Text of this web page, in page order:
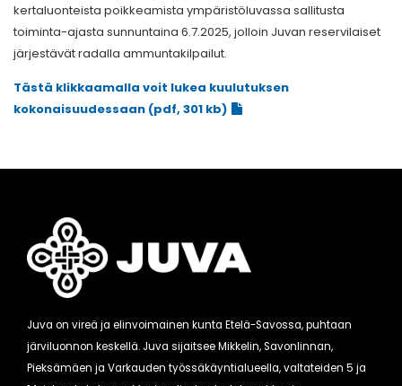
kertaluonteista poikkeamista ympäristöluvassa sallitusta
toiminta-ajasta sunnuntaina 6.7.2025, jolloin Juvan reservilaiset
järjestävät radalla ammuntakilpailut.
Tästä klikkaamalla voit lukea kuulutuksen
kokonaisuudessaan (pdf, 301 kb)
Juva on vireä ja elinvoimainen kunta Etelä-Savossa, puhtaan
järviluonnon keskellä. Juva sijaitsee Mikkelin, Savonlinnan,
Pieksämäen ja Varkauden työssäkäyntialueella, valtateiden 5 ja